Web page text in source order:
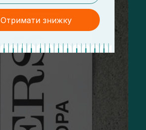
Отримати знижку